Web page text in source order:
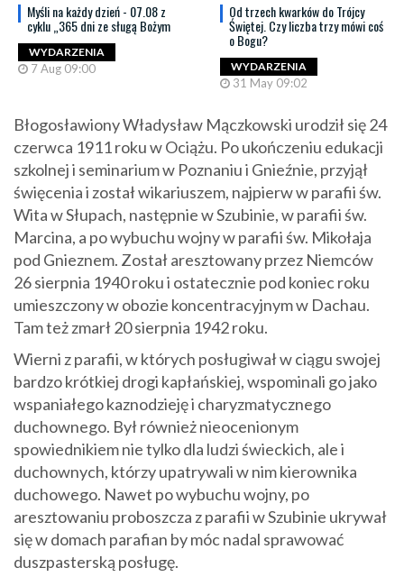
Myśli na każdy dzień - 07.08 z
cyklu „365 dni ze sługą Bożym
WYDARZENIA
7 Aug 09:00
Od trzech kwarków do Trójcy
Świętej. Czy liczba trzy mówi coś
o Bogu?
WYDARZENIA
31 May 09:02
Błogosławiony Władysław Mączkowski urodził się 24
czerwca 1911 roku w Ociążu. Po ukończeniu edukacji
szkolnej i seminarium w Poznaniu i Gnieźnie, przyjął
święcenia i został wikariuszem, najpierw w parafii św.
Wita w Słupach, następnie w Szubinie, w parafii św.
Marcina, a po wybuchu wojny w parafii św. Mikołaja
pod Gnieznem. Został aresztowany przez Niemców
26 sierpnia 1940 roku i ostatecznie pod koniec roku
umieszczony w obozie koncentracyjnym w Dachau.
Tam też zmarł 20 sierpnia 1942 roku.
Wierni z parafii, w których posługiwał w ciągu swojej
bardzo krótkiej drogi kapłańskiej, wspominali go jako
wspaniałego kaznodzieję i charyzmatycznego
duchownego. Był również nieocenionym
spowiednikiem nie tylko dla ludzi świeckich, ale i
duchownych, którzy upatrywali w nim kierownika
duchowego. Nawet po wybuchu wojny, po
aresztowaniu proboszcza z parafii w Szubinie ukrywał
się w domach parafian by móc nadal sprawować
duszpasterską posługę.